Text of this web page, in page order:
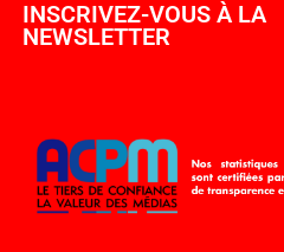
INSCRIVEZ-VOUS À LA
NEWSLETTER